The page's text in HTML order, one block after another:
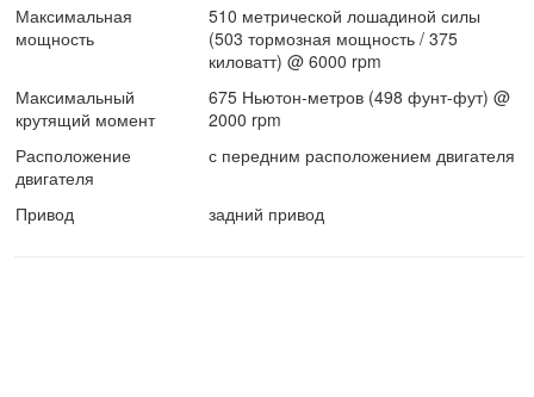
Максимальная
мощность
510 метрической лошадиной силы
(503 тормозная мощность / 375
киловатт) @ 6000 rpm
Максимальный
крутящий момент
675 Ньютон-метров (498 фунт-фут) @
2000 rpm
Расположение
двигателя
с передним расположением двигателя
Привод задний привод